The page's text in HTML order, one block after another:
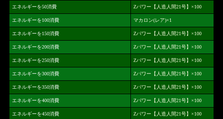
エネルギーを50消費 Zパワー【人造人間21号】×100
エネルギーを100消費 マカロン(レア)×1
エネルギーを150消費 Zパワー【人造人間21号】×100
エネルギーを200消費 Zパワー【人造人間21号】×100
エネルギーを250消費 Zパワー【人造人間21号】×100
エネルギーを300消費 Zパワー【人造人間21号】×100
エネルギーを350消費 Zパワー【人造人間21号】×100
エネルギーを400消費 Zパワー【人造人間21号】×100
エネルギーを450消費 Zパワー【人造人間21号】×100